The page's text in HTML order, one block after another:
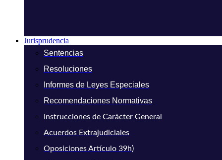
Jurisprudencia
Sentencias
Resoluciones
Informes de Leyes Especiales
Recomendaciones Normativas
Instrucciones de Carácter General
Acuerdos Extrajudiciales
Oposiciones Artículo 39h)